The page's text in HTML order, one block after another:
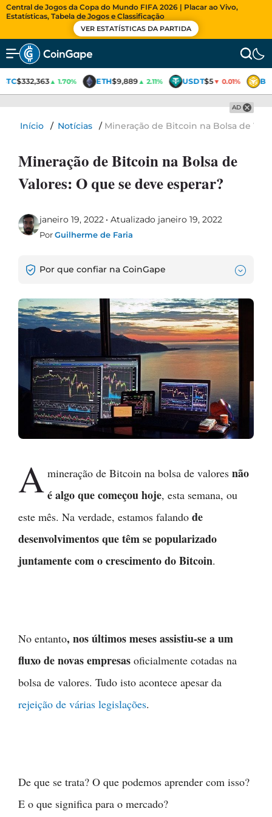
Central de Jogos da Copa do Mundo FIFA 2026 | Placar ao Vivo,
Estatísticas, Tabela de Jogos e Classificação
VER ESTATÍSTICAS DA PARTIDA
$332,363▲ 1.70% ETH$9,889▲ 2.11% USDT$5▼ 0.01%
AD
Início / Notícias / Mineração de Bitcoin na Bolsa de
Mineração de Bitcoin na Bolsa de
Valores: O que se deve esperar?
janeiro 19, 2022 Atualizado janeiro 19, 2022
PorGuilherme de Faria
Por que confiar na CoinGape
A mineração de Bitcoin na bolsa de valoresnão
é algo que começou hoje, esta semana, ou
este mês. Na verdade, estamos falando de
desenvolvimentos que têm se popularizado
juntamente com o crescimento do Bitcoin.
No entanto, nos últimos meses assistiu-se a um
fluxo de novas empresas oficialmente cotadas na
bolsa de valores. Tudo isto acontece apesar da
rejeição de várias legislações.
De que se trata? O que podemos aprender com isso?
E o que significa para o mercado?